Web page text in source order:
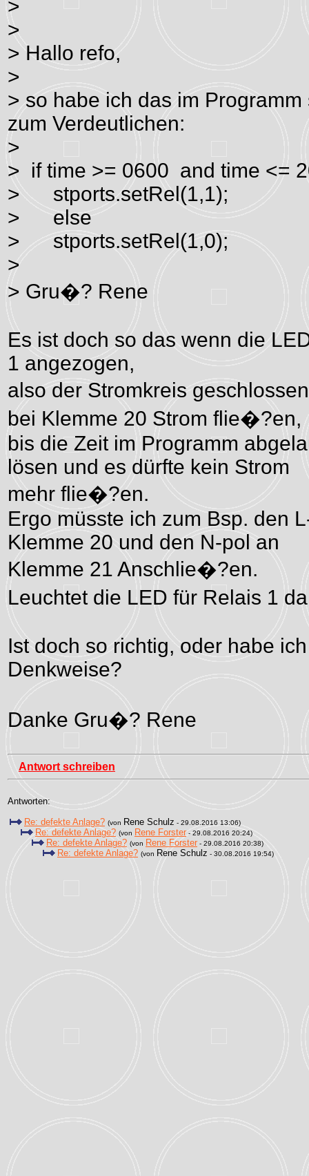
>
>
> Hallo refo,
>
> so habe ich das im
zum Verdeutlichen:
>
> if time >= 0600 and time <=
> stports.setRel(1,1);
> else
> stports.setRel(1,0);
>
> Gru�? Rene
Es ist doch so das wenn die
1 angezogen,
also der Stromkreis
bei Klemme 20 Strom flie�?en,
bis die Zeit im Programm
lösen und es dürfte kein Strom
mehr flie�?en.
Ergo müsste ich zum Bsp. den
Klemme 20 und den N-pol an
Klemme 21 Anschlie�?en.
Leuchtet die LED für Relais 1
Ist doch so richtig, oder habe
Denkweise?
Danke Gru�? Rene
Antwort schreiben
Antworten:
Re: defekte Anlage? (von Rene Schulz - 29.08.2016 13:06)
Re: defekte Anlage? (von Rene Forster - 29.08.2016 20:24)
Re: defekte Anlage? (von Rene Forster - 29.08.2016 20:38)
Re: defekte Anlage? (von Rene Schulz - 30.08.2016 19:54)